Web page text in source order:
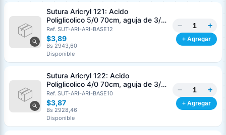
Sutura Aricryl 121: Acido
Poliglicolico 5/0 70cm, aguja de 3/8
Corte Inverso 19mm Und ARIZI
Absorbible
Ref. SUT-ARI-ARI-BASE12
$3,89
Bs 2943,60
Disponible
− +
+ Agregar
Sutura Aricryl 122: Acido
Poliglicolico 4/0 70cm, aguja de 3/8
Corte Inverso 19mm Und ARIZI
Absorbible
Ref. SUT-ARI-ARI-BASE10
$3,87
Bs 2928,46
Disponible
− +
+ Agregar